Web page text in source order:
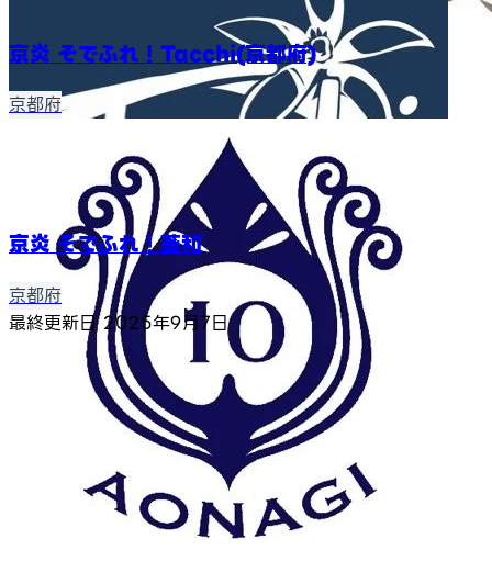
京炎 そでふれ！Tacchi(京都府)
京都府
京炎 そでふれ！葵和
京都府
最終更新日2025年9月7日